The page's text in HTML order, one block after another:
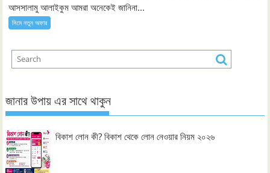
আসসালামু আলাইকুম আমরা অনেকেই জানিনা...
সিমে নতুন ‍অফার
জানার উপায় এর সাথে থাকুন
বিকাশ লোন কী? বিকাশ থেকে লোন নেওয়ার নিয়ম ২০২৬